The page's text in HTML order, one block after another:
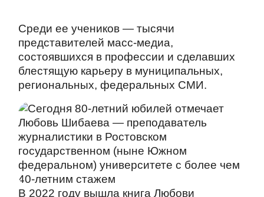
Среди ее учеников — тысячи
представителей масс-медиа,
состоявшихся в профессии и сделавших
блестящую карьеру в муниципальных,
региональных, федеральных СМИ.
В 2022 году вышла книга Любови